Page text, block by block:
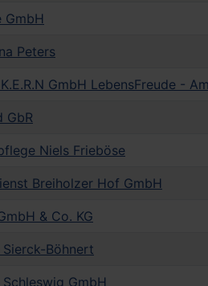
GmbH
Peters
GmbH LebensFreude -
GbR
Niels Frieböse
Breiholzer Hof GmbH
& Co. KG
Böhnert
GmbH